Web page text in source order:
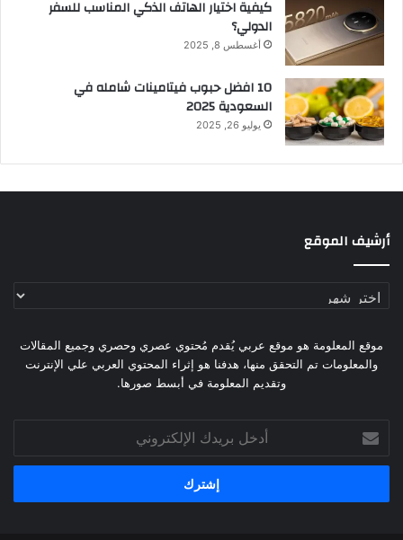
كيفية اختيار الهاتف الذكي المناسب للسفر
الدولي؟
أغسطس 8, 2025
10 افضل حبوب فيتامينات شامله​ في
السعودية 2025
يوليو 26, 2025
أرشيف الموقع
أرشيف
موقع المعلومة هو موقع عربي يُقدم مُحتوي عصري وحصري وجميع المقالات
والمعلومات تم التحقق منها، هدفنا هو إثراء المحتوي العربي علي الإنترنت
وتقديم المعلومة في أبسط صورها.
بريدك
الإلكتروني